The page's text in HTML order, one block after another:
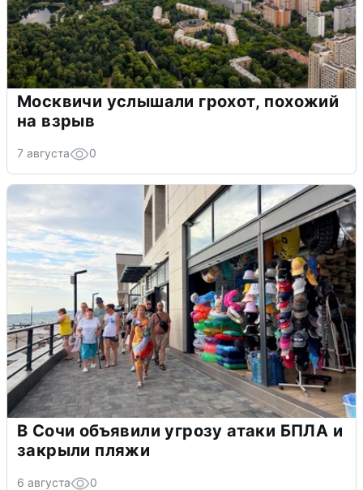
Москвичи услышали грохот, похожий
на взрыв
7 августа 0
В Сочи объявили угрозу атаки БПЛА и
закрыли пляжи
6 августа 0